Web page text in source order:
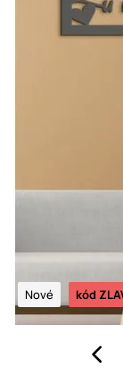
Nové kód